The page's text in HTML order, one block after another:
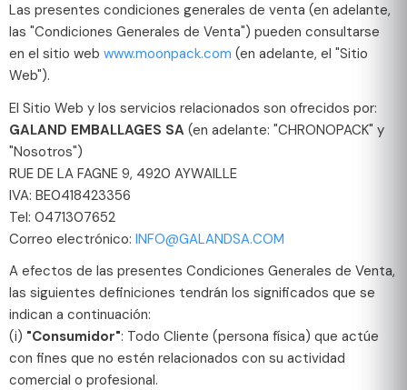
Las presentes condiciones generales de venta (en adelante,
las "Condiciones Generales de Venta") pueden consultarse
en el sitio web www.moonpack.com (en adelante, el "Sitio
Web").
El Sitio Web y los servicios relacionados son ofrecidos por:
GALAND EMBALLAGES SA (en adelante: "CHRONOPACK" y
"Nosotros")
RUE DE LA FAGNE 9, 4920 AYWAILLE
IVA: BE0418423356
Tel: 0471307652
Correo electrónico: INFO@GALANDSA.COM
A efectos de las presentes Condiciones Generales de Venta,
las siguientes definiciones tendrán los significados que se
indican a continuación:
(i) "Consumidor": Todo Cliente (persona física) que actúe
con fines que no estén relacionados con su actividad
comercial o profesional.